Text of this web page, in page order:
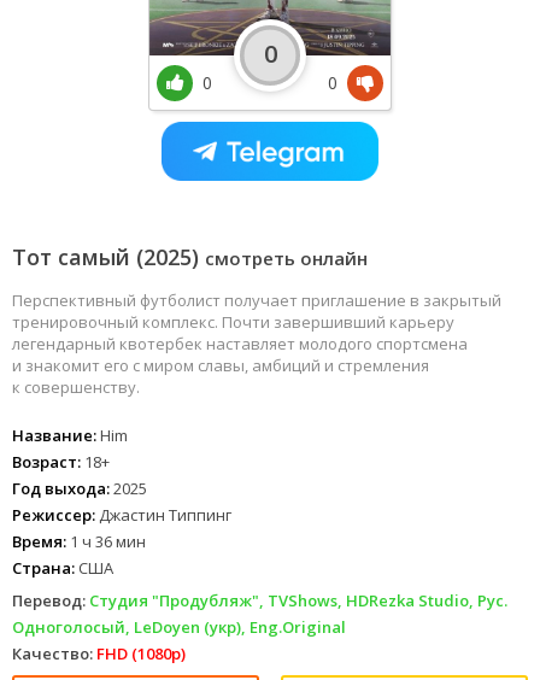
Тот самый (2025) смотреть онлайн
Перспективный футболист получает приглашение в закрытый
тренировочный комплекс. Почти завершивший карьеру
легендарный квотербек наставляет молодого спортсмена
и знакомит его с миром славы, амбиций и стремления
к совершенству.
Название:Him
Возраст: 18+
Год выхода:2025
Режиссер: Джастин Типпинг
Время: 1 ч 36 мин
Страна: США
Перевод: Студия "Продубляж", TVShows, HDRezka Studio, Рус.
Одноголосый, LeDoyen (укр), Eng.Original
Качество: FHD (1080p)
0
0
0